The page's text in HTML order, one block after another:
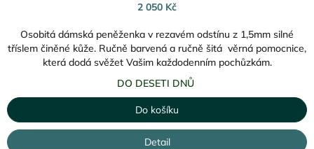
2 050 Kč
Osobitá dámská peněženka v rezavém odstínu z 1,5mm silné
tříslem činěné kůže. Ručně barvená a ručně šitá věrná pomocnice,
která dodá svěžet Vašim každodenním pochůzkám.
DO DESETI DNŮ
Do košíku
Detail